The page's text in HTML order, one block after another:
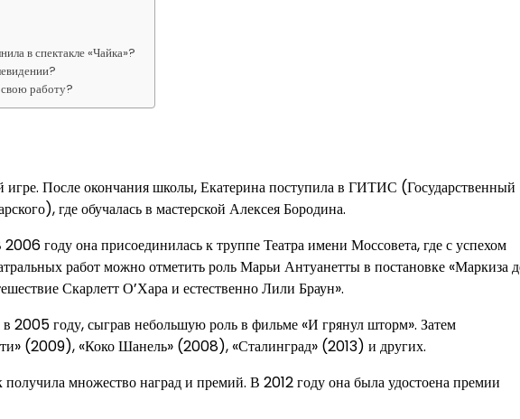
в спектакле «Чайка»?
работу?
игре. После окончания школы, Екатерина поступила в ГИТИС (Государственный
где обучалась в мастерской Алексея Бородина.
году она присоединилась к труппе Театра имени Моссовета, где с успехом
работ можно отметить роль Марьи Антуанетты в постановке «Маркиза
Скарлетт О’Хара и естественно Лили Браун».
2005 году, сыграв небольшую роль в фильме «И грянул шторм». Затем
(2009), «Коко Шанель» (2008), «Сталинград» (2013) и других.
множество наград и премий. В 2012 году она была удостоена премии